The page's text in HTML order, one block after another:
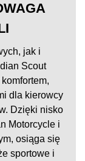
jak i
Scout
dla kierowcy
Dzięki nisko
Motorcycle i
osiąga się
sportowe i